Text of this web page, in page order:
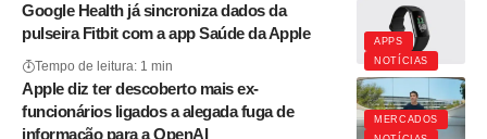
APPS
NOTÍCIAS
Google Health já sincroniza dados da
pulseira Fitbit com a app Saúde da Apple
Tempo de leitura: 1 min
MERCADOS
Apple diz ter descoberto mais ex-
funcionários ligados a alegada fuga de
informação para a OpenAI